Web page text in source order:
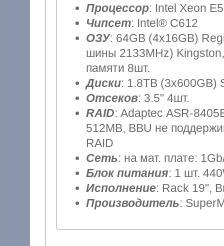
Процессор: Intel Xeon
Чипсет: Intel® C612
ОЗУ: 64GB (4x16GB)
шины 2133MHz)
памяти 8шт.
Диски: 1.8TB (3x600GB)
Отсеков: 3.5" 4шт.
RAID: Adaptec ASR-
512MB, BBU не
RAID
Сеть: на мат. плате:
Блок питания: 1 шт.
Исполнение: Rack 19",
Производитель: